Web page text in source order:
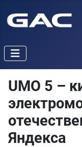
UMO 5 –
Яндекса